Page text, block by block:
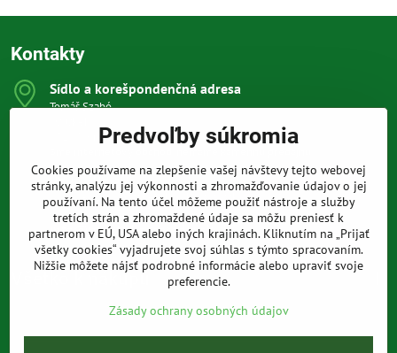
Kontakty
Sídlo a korešpondenčná adresa
Tomáš Szabó
851 03 Bratislava
Sme internetový obchod, nemáme kamennú predajňu.
0903 709 305
(08:00 - 20:00 vrátane víkendov a sviatkov)
info​@prakticke-naradie​.sk
Všetko k nákupu
Predvoľby súkromia
Cookies používame na zlepšenie vašej návštevy tejto webovej
stránky, analýzu jej výkonnosti a zhromažďovanie údajov o jej
používaní. Na tento účel môžeme použiť nástroje a služby
tretích strán a zhromaždené údaje sa môžu preniesť k
partnerom v EÚ, USA alebo iných krajinách. Kliknutím na „Prijať
všetky cookies“ vyjadrujete svoj súhlas s týmto spracovaním.
Nižšie môžete nájsť podrobné informácie alebo upraviť svoje
preferencie.
Zásady ochrany osobných údajov